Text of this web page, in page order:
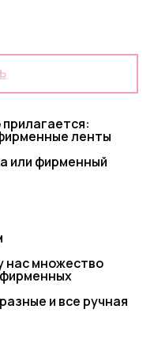
ленты
или фирменный
нас множество
и все ручная